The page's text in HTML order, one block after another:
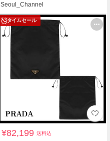
Seoul_Channel
タイムセール
¥82,199送料込